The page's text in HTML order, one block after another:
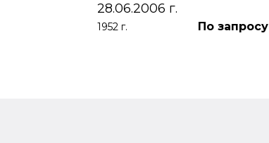
28.06.2006 г.
1952 г. По запросу